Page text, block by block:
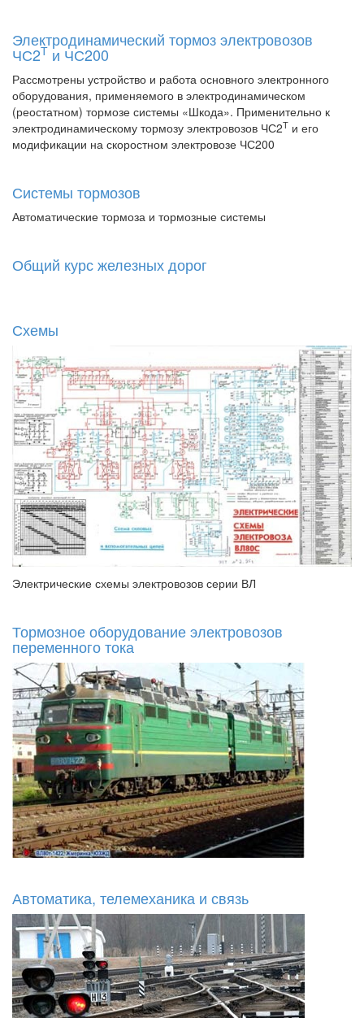
Электродинамический тормоз электровозов
ЧС2Т и ЧС200
Рассмотрены устройство и работа основного электронного
оборудования, применяемого в электродинамическом
(реостатном) тормозе системы «Шкода». Применительно к
электродинамическому тормозу электровозов ЧС2Т и его
модификации на скоростном электровозе ЧС200
Системы тормозов
Автоматические тормоза и тормозные системы
Общий курс железных дорог
Схемы
Электрические схемы электровозов серии ВЛ
Тормозное оборудование электровозов
переменного тока
Автоматика, телемеханика и связь